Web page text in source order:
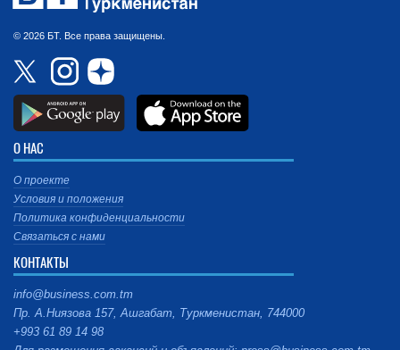
© 2026 БТ. Все права защищены.
О НАС
О проекте
Условия и положения
Политика конфиденциальности
Связаться с нами
КОНТАКТЫ
info@business.com.tm
Пр. А.Ниязова 157, Ашгабат, Туркменистан, 744000
+993 61 89 14 98